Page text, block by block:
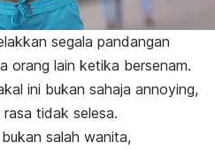
segala pandangan
orang lain ketika bersenam.
ini bukan sahaja annoying,
tidak selesa.
salah wanita,